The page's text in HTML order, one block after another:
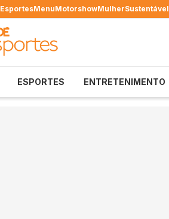
EsportesMenuMotorshowMulherSustentável
ESPORTES ENTRETENIMENTO